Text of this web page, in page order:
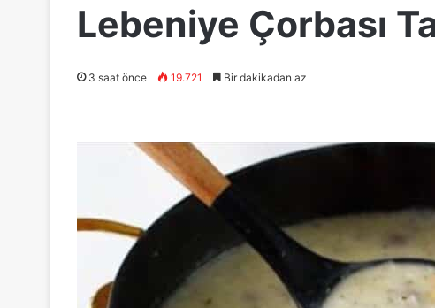
Lebeniye Çorbası
3 saat önce 19.721 Bir dakikadan az